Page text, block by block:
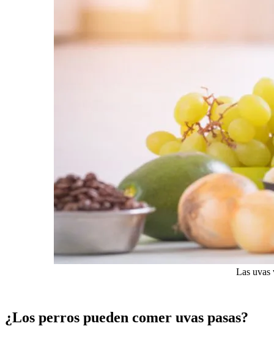
Las uvas
¿Los perros pueden comer uvas pasas?